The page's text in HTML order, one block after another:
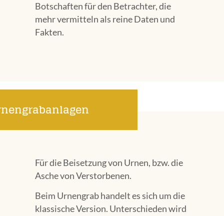
Botschaften für den Betrachter, die
mehr vermitteln als reine Daten und
Fakten.
Für die Beisetzung von Urnen, bzw. die
Asche von Verstorbenen.
Beim Urnengrab handelt es sich um die
klassische Version. Unterschieden wird